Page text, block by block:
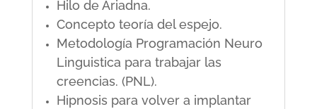
Hilo de Ariadna.
Concepto teoría del espejo.
Metodología Programación Neuro
Linguistica para trabajar las
creencias. (PNL).
Hipnosis para volver a implantar